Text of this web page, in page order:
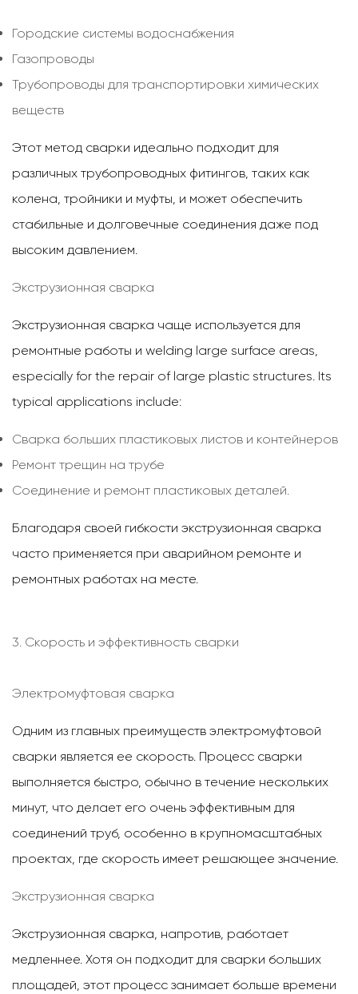
Городские системы водоснабжения
Газопроводы
Трубопроводы для транспортировки химических
веществ
Этот метод сварки идеально подходит для
различных трубопроводных фитингов, таких как
колена, тройники и муфты, и может обеспечить
стабильные и долговечные соединения даже под
высоким давлением.
Экструзионная сварка
Экструзионная сварка чаще используется для
ремонтные работы и welding large surface areas,
especially for the repair of large plastic structures. Its
typical applications include:
Сварка больших пластиковых листов и контейнеров
Ремонт трещин на трубе
Соединение и ремонт пластиковых деталей.
Благодаря своей гибкости экструзионная сварка
часто применяется при аварийном ремонте и
ремонтных работах на месте.
3. Скорость и эффективность сварки
Электромуфтовая сварка
Одним из главных преимуществ электромуфтовой
сварки является ее скорость. Процесс сварки
выполняется быстро, обычно в течение нескольких
минут, что делает его очень эффективным для
соединений труб, особенно в крупномасштабных
проектах, где скорость имеет решающее значение.
Экструзионная сварка
Экструзионная сварка, напротив, работает
медленнее. Хотя он подходит для сварки больших
площадей, этот процесс занимает больше времени